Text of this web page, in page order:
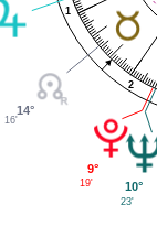
1
2
14°
16'
9°
19' 10°
23'